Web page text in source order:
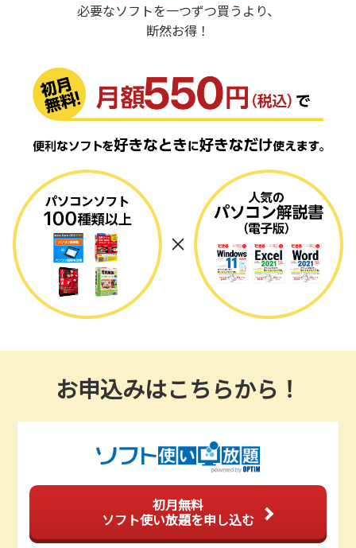
必要なソフトを一つずつ買うより、
断然お得！
お申込みはこちらから！
初月無料
ソフト使い放題を申し込む